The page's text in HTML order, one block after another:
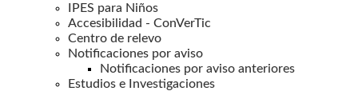
IPES para Niños
Accesibilidad - ConVerTic
Centro de relevo
Notificaciones por aviso
Notificaciones por aviso anteriores
Estudios e Investigaciones